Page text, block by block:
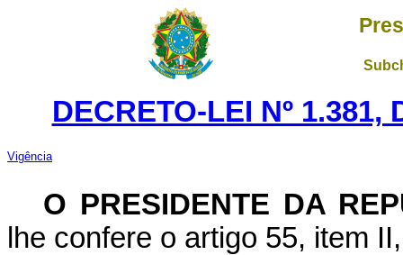
DECRETO-LEI Nº 1.381,
Vigência
O PRESIDENTE DA
lhe confere o artigo 55, item